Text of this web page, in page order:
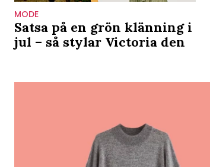
MODE
Satsa på en grön klänning i
jul – så stylar Victoria den